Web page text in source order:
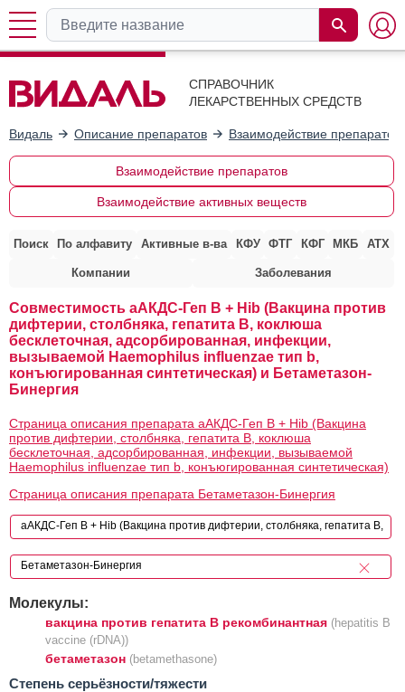
СПРАВОЧНИК
ЛЕКАРСТВЕННЫХ СРЕДСТВ
Видаль Описание препаратов Взаимодействие препаратов
Взаимодействие препаратов
Взаимодействие активных веществ
Поиск По алфавиту Активные в-ва КФУ ФТГ КФГ МКБ АТХ
Компании Заболевания
Совместимость аАКДС-Геп B + Hib (Вакцина против
дифтерии, столбняка, гепатита B, коклюша
бесклеточная, адсорбированная, инфекции,
вызываемой Haemophilus influenzae тип b,
конъюгированная синтетическая) и Бетаметазон-
Бинергия
Страница описания препарата аАКДС-Геп B + Hib (Вакцина
против дифтерии, столбняка, гепатита B, коклюша
бесклеточная, адсорбированная, инфекции, вызываемой
Haemophilus influenzae тип b, конъюгированная синтетическая)
Страница описания препарата Бетаметазон-Бинергия
Молекулы:
вакцина против гепатита B рекомбинантная (hepatitis B
vaccine (rDNA))
бетаметазон (betamethasone)
Cтепень серьёзности/тяжести